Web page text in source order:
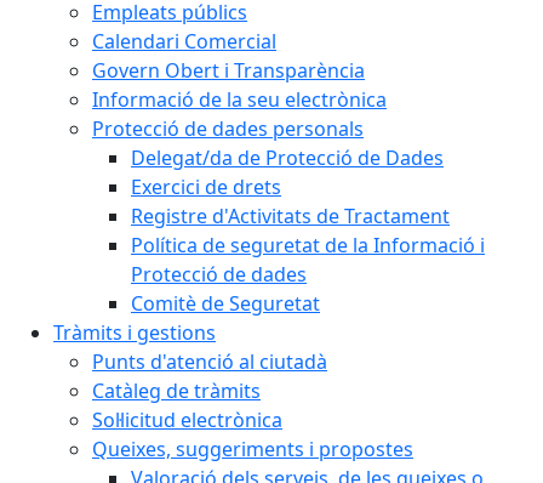
Empleats públics
Calendari Comercial
Govern Obert i Transparència
Informació de la seu electrònica
Protecció de dades personals
Delegat/da de Protecció de Dades
Exercici de drets
Registre d'Activitats de Tractament
Política de seguretat de la Informació i
Protecció de dades
Comitè de Seguretat
Tràmits i gestions
Punts d'atenció al ciutadà
Catàleg de tràmits
Sol·licitud electrònica
Queixes, suggeriments i propostes